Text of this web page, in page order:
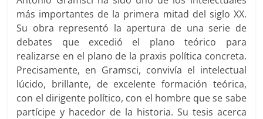
más importantes de la primera mitad del siglo XX.
Su obra representó la apertura de una serie de
debates que excedió el plano teórico para
realizarse en el plano de la praxis política concreta.
Precisamente, en Gramsci, convivía el intelectual
lúcido, brillante, de excelente formación teórica,
con el dirigente político, con el hombre que se sabe
partícipe y hacedor de la historia. Su tesis acerca